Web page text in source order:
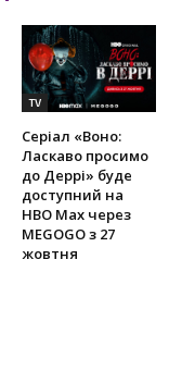
TV
Серіал «Воно:
Ласкаво просимо
до Деррі» буде
доступний на
HBO Max через
MEGOGO з 27
жовтня